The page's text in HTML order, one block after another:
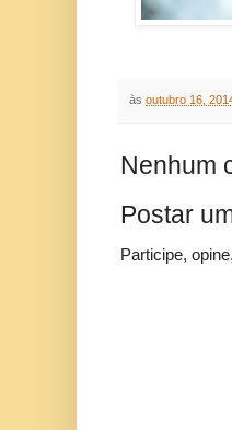
às outubro 16,
Nenhum
Postar
Participe,